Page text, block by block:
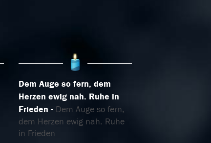
Dem Auge so fern, dem
Herzen ewig nah. Ruhe in
Frieden
Dem Auge so fern,
dem Herzen ewig nah. Ruhe
in Frieden